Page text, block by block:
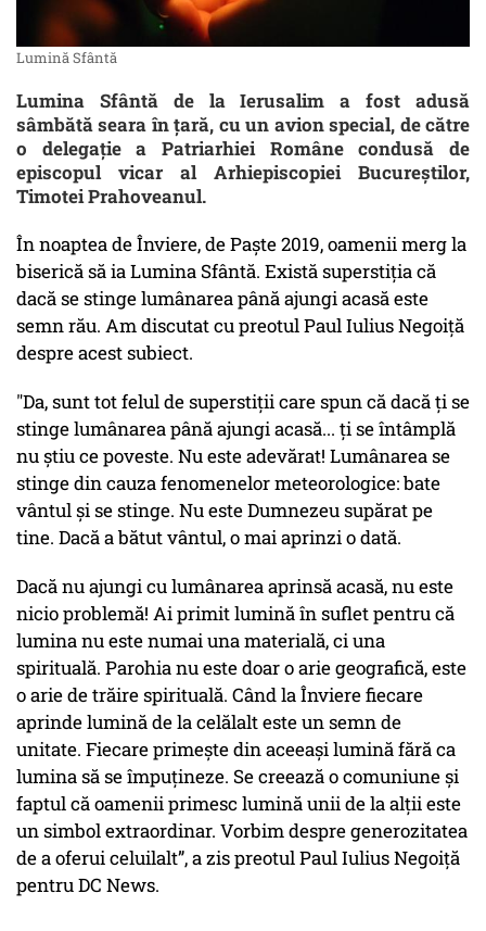
Lumină Sfântă
Lumina Sfântă de la Ierusalim a fost adusă
sâmbătă seara în ţară, cu un avion special, de către
o delegaţie a Patriarhiei Române condusă de
episcopul vicar al Arhiepiscopiei Bucureştilor,
Timotei Prahoveanul.
În noaptea de Înviere, de Paște 2019, oamenii merg la
biserică să ia Lumina Sfântă. Există superstiția că
dacă se stinge lumânarea până ajungi acasă este
semn rău. Am discutat cu preotul Paul Iulius Negoiță
despre acest subiect.
"Da, sunt tot felul de superstiții care spun că dacă ți se
stinge lumânarea până ajungi acasă... ți se întâmplă
nu știu ce poveste. Nu este adevărat! Lumânarea se
stinge din cauza fenomenelor meteorologice: bate
vântul și se stinge. Nu este Dumnezeu supărat pe
tine. Dacă a bătut vântul, o mai aprinzi o dată.
Dacă nu ajungi cu lumânarea aprinsă acasă, nu este
nicio problemă! Ai primit lumină în suflet pentru că
lumina nu este numai una materială, ci una
spirituală. Parohia nu este doar o arie geografică, este
o arie de trăire spirituală. Când la Înviere fiecare
aprinde lumină de la celălalt este un semn de
unitate. Fiecare primește din aceeași lumină fără ca
lumina să se împuțineze. Se creează o comuniune și
faptul că oamenii primesc lumină unii de la alții este
un simbol extraordinar. Vorbim despre generozitatea
de a oferui celuilalt”, a zis preotul Paul Iulius Negoiță
pentru DC News.